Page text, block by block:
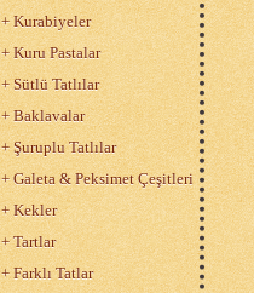
+ Kurabiyeler
+ Kuru Pastalar
+ Sütlü Tatlılar
+ Baklavalar
+ Şuruplu Tatlılar
+ Galeta & Peksimet Çeşitleri
+ Kekler
+ Tartlar
+ Farklı Tatlar